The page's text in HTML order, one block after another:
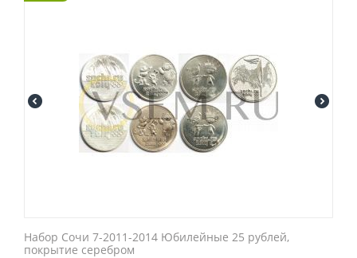
Набор Сочи 7-2011-2014 Юбилейные 25 рублей,
покрытие серебром